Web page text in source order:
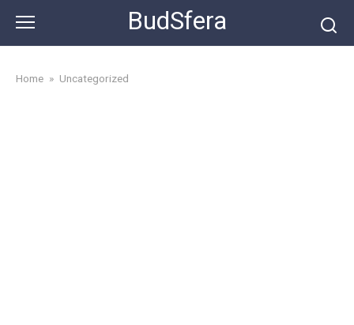
content
BudSfera
Home » Uncategorized